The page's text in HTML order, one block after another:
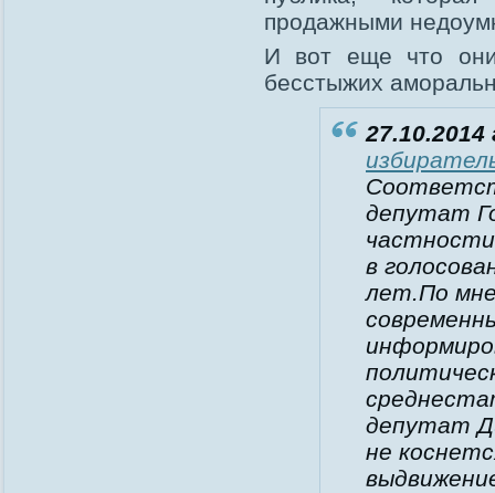
продажными
И вот еще что они
бесстыжих
27.10.2014
депутат
в
лет.По
депутат
не